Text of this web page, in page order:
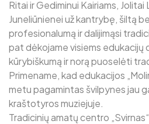
Ritai ir Gediminui Kairiams,
Juneliūnienei už kantrybę, šiltą
profesionalumą ir dalijimąsi
pat dėkojame visiems edukacijų
kūrybiškumą ir norą puoselėti
Primename, kad edukacijos
metu pagamintas švilpynes jau
kraštotyros muziejuje.
Tradicinių amatų centro